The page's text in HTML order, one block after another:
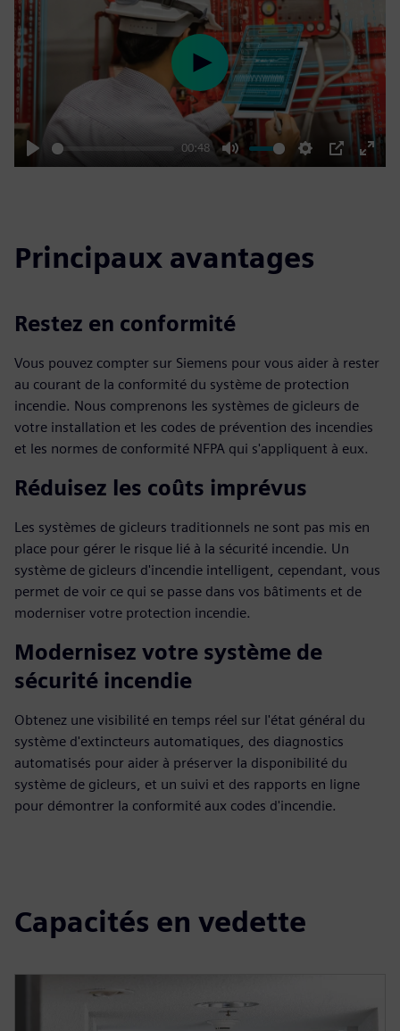
Play
00:48
Mute Settings
PIP
Enter
Play
Principaux avantages
Restez en conformité
Vous pouvez compter sur Siemens pour vous aider à rester
au courant de la conformité du système de protection
incendie. Nous comprenons les systèmes de gicleurs de
votre installation et les codes de prévention des incendies
et les normes de conformité NFPA qui s'appliquent à eux.
Réduisez les coûts imprévus
Les systèmes de gicleurs traditionnels ne sont pas mis en
place pour gérer le risque lié à la sécurité incendie. Un
système de gicleurs d'incendie intelligent, cependant, vous
permet de voir ce qui se passe dans vos bâtiments et de
moderniser votre protection incendie.
Modernisez votre système de
sécurité incendie
Obtenez une visibilité en temps réel sur l'état général du
système d'extincteurs automatiques, des diagnostics
automatisés pour aider à préserver la disponibilité du
système de gicleurs, et un suivi et des rapports en ligne
pour démontrer la conformité aux codes d'incendie.
Capacités en vedette